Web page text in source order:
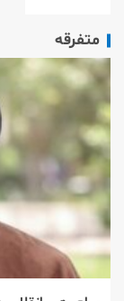
متفرقه